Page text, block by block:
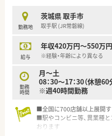
■夏季休暇や年末年始休暇
る特別な休暇制度も整備され
■一人当たりの処方箋枚数
勤務地
茨城県 取手市
取手駅 (JR常磐線)
給与
年収420万円～550万円
※経験・年齢により異なる
勤務
時間
月～土
08：30～17：30（休憩60
※週40時間勤務
■全国に700店舗以上展開
■駅やコンビニ等、異業種
おります